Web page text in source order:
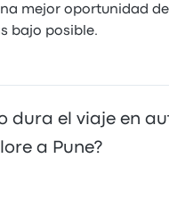
mejor oportunidad
bajo posible.
dura el viaje en
a Pune?